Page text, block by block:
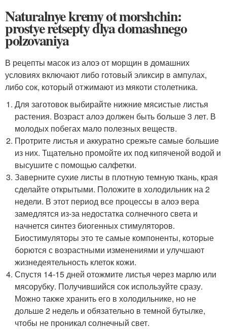
Naturalnye kremy ot morshchin:
prostye retsepty dlya domashnego
polzovaniya
В рецепты масок из алоэ от морщин в домашних
условиях включают либо готовый эликсир в ампулах,
либо сок, который отжимают из мякоти столетника.
Для заготовок выбирайте нижние мясистые листья
растения. Возраст алоэ должен быть больше 3 лет. В
молодых побегах мало полезных веществ.
Протрите листья и аккуратно срежьте самые большие
из них. Тщательно промойте их под кипяченой водой и
высушите с помощью салфетки.
Заверните сухие листы в плотную темную ткань, края
сделайте открытыми. Положите в холодильник на 2
недели. В этот период все процессы в алоэ вера
замедлятся из-за недостатка солнечного света и
начнется синтез биогенных стимуляторов.
Биостимуляторы это те самые компоненты, которые
борются с возрастными изменениями и улучшают
жизнедеятельность клеток кожи.
Спустя 14-15 дней отожмите листья через марлю или
мясорубку. Получившийся сок используйте сразу.
Можно также хранить его в холодильнике, но не
дольше 2 недель и обязательно в темной бутылке,
чтобы не проникал солнечный свет.